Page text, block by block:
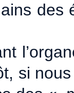
des
si